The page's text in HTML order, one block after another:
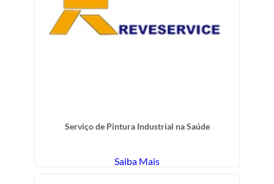
Serviço de Pintura Industrial na Saúde
Saiba Mais